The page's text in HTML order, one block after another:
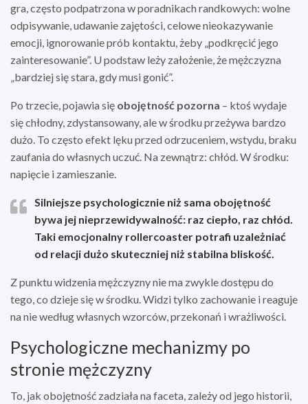
gra, często podpatrzona w poradnikach randkowych: wolne
odpisywanie, udawanie zajętości, celowe nieokazywanie
emocji, ignorowanie prób kontaktu, żeby „podkręcić jego
zainteresowanie”. U podstaw leży założenie, że mężczyzna
„bardziej się stara, gdy musi gonić”.
Po trzecie, pojawia się obojętność pozorna – ktoś wydaje
się chłodny, zdystansowany, ale w środku przeżywa bardzo
dużo. To często efekt lęku przed odrzuceniem, wstydu, braku
zaufania do własnych uczuć. Na zewnątrz: chłód. W środku:
napięcie i zamieszanie.
Silniejsze psychologicznie niż sama obojętność
bywa jej nieprzewidywalność: raz ciepło, raz chłód.
Taki emocjonalny rollercoaster potrafi uzależniać
od relacji dużo skuteczniej niż stabilna bliskość.
Z punktu widzenia mężczyzny nie ma zwykle dostępu do
tego, co dzieje się w środku. Widzi tylko zachowanie i reaguje
na nie według własnych wzorców, przekonań i wrażliwości.
Psychologiczne mechanizmy po
stronie mężczyzny
To, jak obojętność zadziała na faceta, zależy od jego historii,